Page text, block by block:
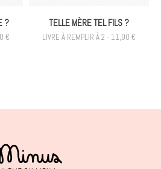
?
€
TELLE MÈRE TEL FILS ?
LIVRE À REMPLIR À 2 - 11,90 €